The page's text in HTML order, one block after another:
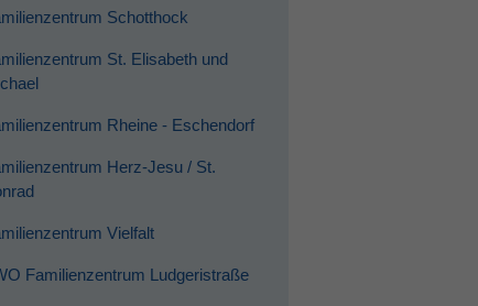
Schotthock
St. Elisabeth und
Rheine - Eschendorf
Herz-Jesu / St.
Vielfalt
Familienzentrum Ludgeristraße